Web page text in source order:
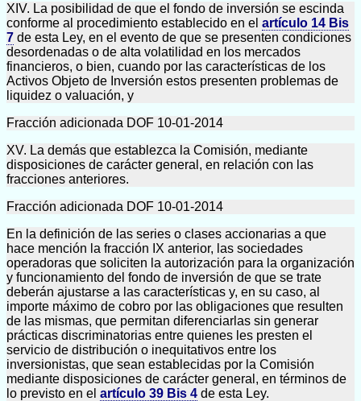
XIV. La posibilidad de que el fondo de inversión se escinda
conforme al procedimiento establecido en el artículo 14 Bis
7 de esta Ley, en el evento de que se presenten condiciones
desordenadas o de alta volatilidad en los mercados
financieros, o bien, cuando por las características de los
Activos Objeto de Inversión estos presenten problemas de
liquidez o valuación, y
Fracción adicionada DOF 10-01-2014
XV. La demás que establezca la Comisión, mediante
disposiciones de carácter general, en relación con las
fracciones anteriores.
Fracción adicionada DOF 10-01-2014
En la definición de las series o clases accionarias a que
hace mención la fracción IX anterior, las sociedades
operadoras que soliciten la autorización para la organización
y funcionamiento del fondo de inversión de que se trate
deberán ajustarse a las características y, en su caso, al
importe máximo de cobro por las obligaciones que resulten
de las mismas, que permitan diferenciarlas sin generar
prácticas discriminatorias entre quienes les presten el
servicio de distribución o inequitativos entre los
inversionistas, que sean establecidas por la Comisión
mediante disposiciones de carácter general, en términos de
lo previsto en el artículo 39 Bis 4 de esta Ley.